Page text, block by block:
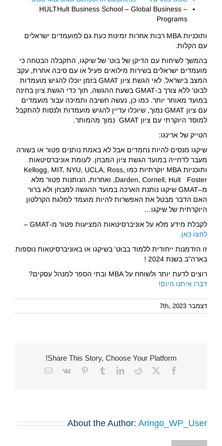
– HULTHult Business School – Global Business
Programs
ותוכניות MBA רבות אחרות זמינות כעת גם למועמדים ישראלים
עם הקלות.
בהמשך לשיחות עם הדיקן של בוט' של שיקגו, התקבלה הבטחה כי
מועמדים ישראלים בשירות מילואים פעיל או עם סיבה אחרת, עקב
המצב בישראל, לאי הגשת ציון GMAT בזמן יוכלו להגיש מועמדות
לבוט' ללא צורך ב-GMAT בשעת ההגשה, תוך כדי הגשת ציון בחינה
במועד מאוחר יותר. כמו כן, נעשה חשיבה ותמיכה עבור מועמדים
עם ציון GMAT נמוך, שיוכלו עדיין להגיש מועמדות ולנסות להתקבל
למוסד היוקרתי עם ציון GMAT נמוך מהמותר.
הטייק של ארינגו:
שיקגו מנסים להיות נחמדים אבל לא באמת נותנים פטור או בשורה
מעבר לדחייה במועד הגשת ציון המבחן. לעומת אוניברסיטאות
ותוכניות MBA יוקרתיות כמו Kellogg, MIT, NYU, UCLA, Ross,
Darden, Cornell, Hult Foster, ואחרות, הנותנות פטור מלא
מ–GMAT שיקגו נותנת הארכה במועד ההגשה למבחן ולא ברור
האם הדבר מבטל את האפשרות להיות מועמד למלגת הקרלטון
היוקרתית של שיקגו…
לקבלת מידע מלא על אוניברסיטאות המציעות פטור מ-GMAT –
לחצו כאן.
זו הזדמנות ייחודית ללמוד בבוט' בשיקגו או באוניברסיטאות נוספות
בארה"ב בשנת 2024 !
רוצים לדעת יותר ולשוחח על MBA ובתי הספר למנהל עסקים?
דברו איתנו היום!
דצמבר 7th, 2023
Share This Story, Choose Your Platform!
Facebook
X
Reddit
LinkedIn
Tumblr
Pinterest
Vk
Email
About the Author: Aringo_WP_User